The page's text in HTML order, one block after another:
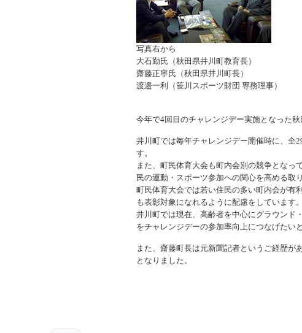
社会づくり
各教育機関と
スポーツ振興団体との連携
【動画】スポ
写真右から
大石勤氏（秋田県井川町教育長）
齋藤正寧氏（秋田県井川町長）
渡邉一利（笹川スポーツ財団 専務理事）
今年で4回目のチャレンジデー実施となった
井川町では毎年チャレンジデー開催時に、全
す。
また、町民体育大会も町内会別の競争となっ
民の運動・スポーツ参加への関心を高める取
町民体育大会では若い住民の多い町内会が有
も表彰対象になれるように配慮をしています。
井川町では現在、高齢者を中心にグラウンド
をチャレンジデーの参加率向上につなげたい
また、齋藤町長は元新聞記者というご経歴が
となりました。